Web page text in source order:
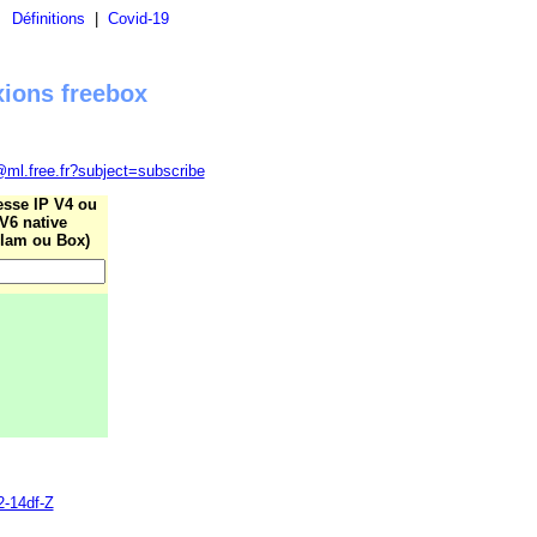
Définitions Covid-19
freebox
IP V4 ou
V6 native
ou Box)
14df-Z